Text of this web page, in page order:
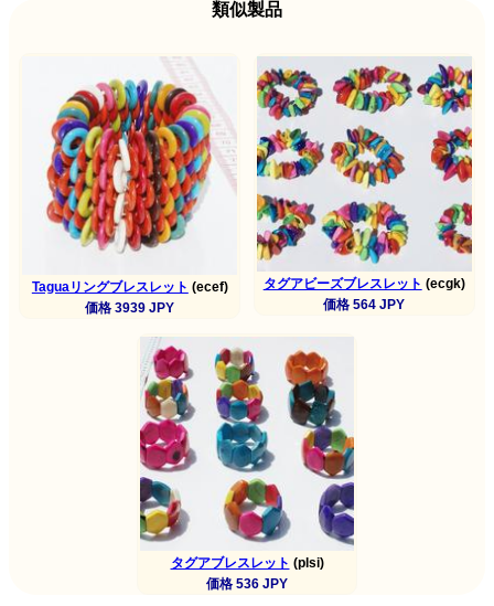
類似製品
Taguaリングブレスレット (ecef)
価格 3939 JPY
タグアビーズブレスレット (ecgk)
価格 564 JPY
タグアブレスレット (plsi)
価格 536 JPY